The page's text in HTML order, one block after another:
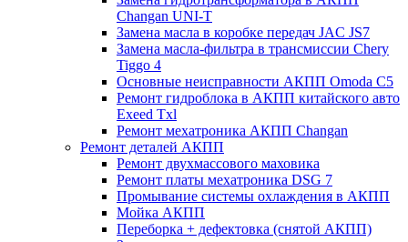
Changan UNI-T
Замена масла в коробке передач JAC JS7
Замена масла-фильтра в трансмиссии Chery
Tiggo 4
Основные неисправности АКПП Omoda C5
Ремонт гидроблока в АКПП китайского авто
Exeed Txl
Ремонт мехатроника АКПП Changan
Ремонт деталей АКПП
Ремонт двухмассового маховика
Ремонт платы мехатроника DSG 7
Промывание системы охлаждения в АКПП
Мойка АКПП
Переборка + дефектовка (снятой АКПП)